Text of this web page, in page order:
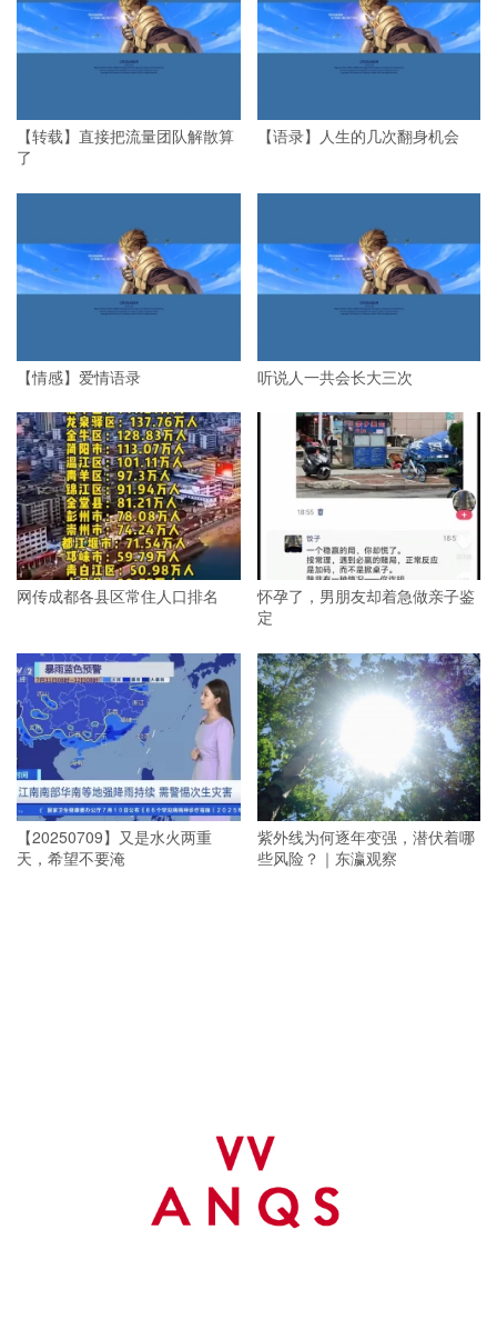
【转载】直接把流量团队解散算
了
【语录】人生的几次翻身机会
【情感】爱情语录 听说人一共会长大三次
网传成都各县区常住人口排名
怀孕了，男朋友却着急做亲子鉴
定
【20250709】又是水火两重
天，希望不要淹
紫外线为何逐年变强，潜伏着哪
些风险？｜东瀛观察